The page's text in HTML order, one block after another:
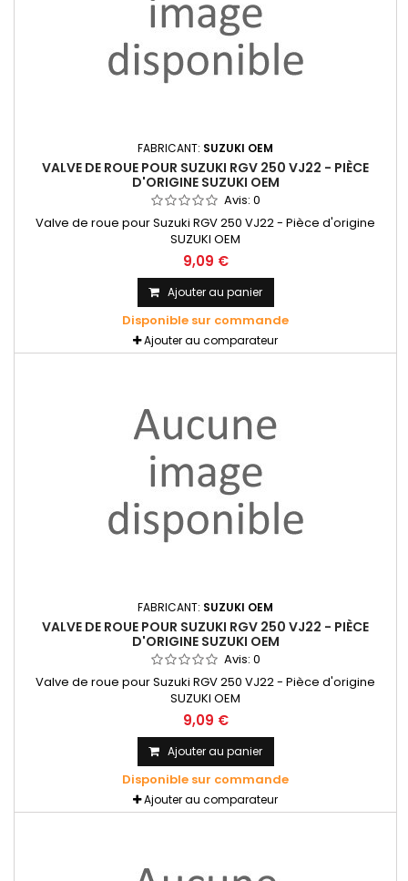
FABRICANT: SUZUKI OEM
VALVE DE ROUE POUR SUZUKI RGV 250 VJ22 - PIÈCE
D'ORIGINE SUZUKI OEM
Avis: 0
Valve de roue pour Suzuki RGV 250 VJ22 - Pièce d'origine
SUZUKI OEM
9,09 €
Ajouter au panier
Disponible sur commande
Ajouter au comparateur
FABRICANT: SUZUKI OEM
VALVE DE ROUE POUR SUZUKI RGV 250 VJ22 - PIÈCE
D'ORIGINE SUZUKI OEM
Avis: 0
Valve de roue pour Suzuki RGV 250 VJ22 - Pièce d'origine
SUZUKI OEM
9,09 €
Ajouter au panier
Disponible sur commande
Ajouter au comparateur